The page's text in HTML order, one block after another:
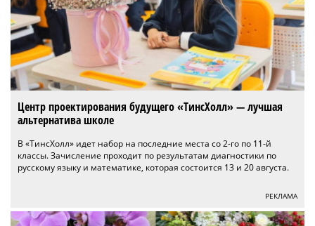
Центр проектирования будущего «ТинсХолл» — лучшая
альтернатива школе
В «ТинсХолл» идет набор на последние места со 2-го по 11-й
классы. Зачисление проходит по результатам диагностики по
русскому языку и математике, которая состоится 13 и 20 августа.
РЕКЛАМА